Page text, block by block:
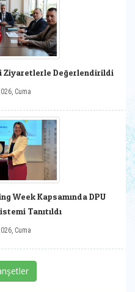
Ziyaretlerle Değerlendirildi
Cuma
Week Kapsamında DPU
Tanıtıldı
Cuma